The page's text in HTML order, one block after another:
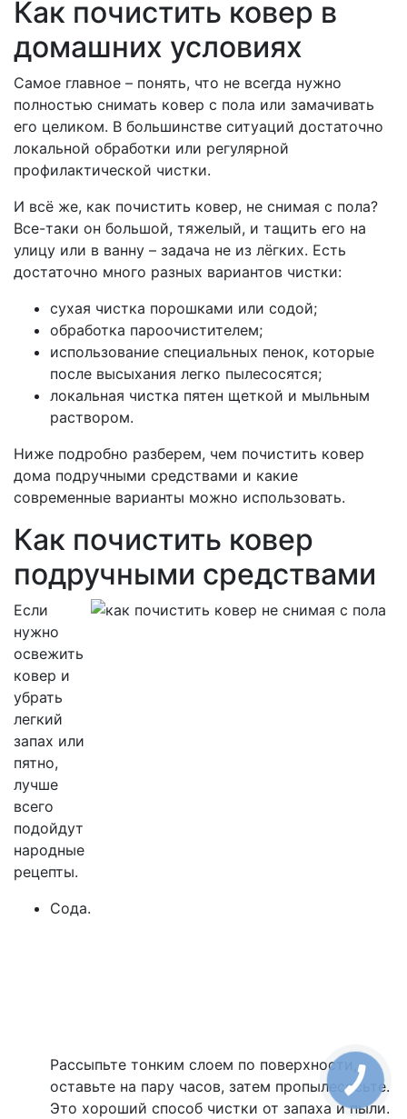
Как почистить ковер в
домашних условиях
Самое главное – понять, что не всегда нужно
полностью снимать ковер с пола или замачивать
его целиком. В большинстве ситуаций достаточно
локальной обработки или регулярной
профилактической чистки.
И всё же, как почистить ковер, не снимая с пола?
Все-таки он большой, тяжелый, и тащить его на
улицу или в ванну – задача не из лёгких. Есть
достаточно много разных вариантов чистки:
сухая чистка порошками или содой;
обработка пароочистителем;
использование специальных пенок, которые
после высыхания легко пылесосятся;
локальная чистка пятен щеткой и мыльным
раствором.
Ниже подробно разберем, чем почистить ковер
дома подручными средствами и какие
современные варианты можно использовать.
Как почистить ковер
подручными средствами
Если
нужно
освежить
ковер и
убрать
легкий
запах или
пятно,
лучше
всего
подойдут
народные
рецепты.
Сода.
Рассыпьте тонким слоем по поверхности,
оставьте на пару часов, затем пропылесосьте.
Это хороший способ чистки от запаха и пыли.